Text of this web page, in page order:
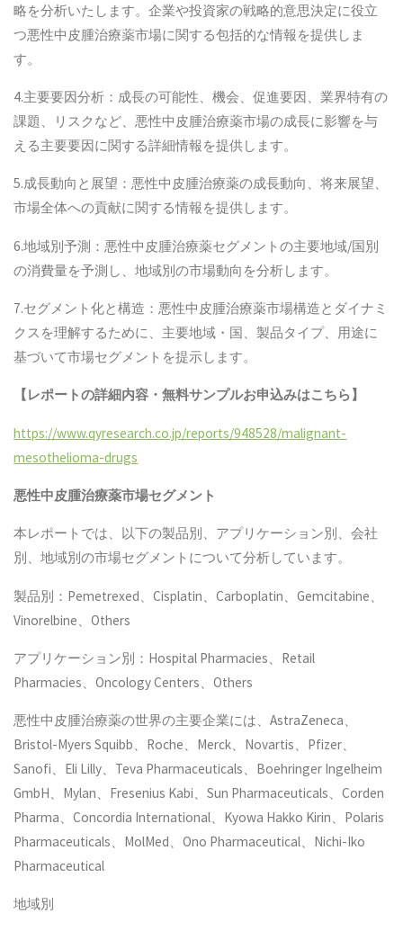
略を分析いたします。企業や投資家の戦略的意思決定に役立
つ悪性中皮腫治療薬市場に関する包括的な情報を提供しま
す。
4.主要要因分析：成長の可能性、機会、促進要因、業界特有の
課題、リスクなど、悪性中皮腫治療薬市場の成長に影響を与
える主要要因に関する詳細情報を提供します。
5.成長動向と展望：悪性中皮腫治療薬の成長動向、将来展望、
市場全体への貢献に関する情報を提供します。
6.地域別予測：悪性中皮腫治療薬セグメントの主要地域/国別
の消費量を予測し、地域別の市場動向を分析します。
7.セグメント化と構造：悪性中皮腫治療薬市場構造とダイナミ
クスを理解するために、主要地域・国、製品タイプ、用途に
基づいて市場セグメントを提示します。
【レポートの詳細内容・無料サンプルお申込みはこちら】
https://www.qyresearch.co.jp/reports/948528/malignant-
mesothelioma-drugs
悪性中皮腫治療薬市場セグメント
本レポートでは、以下の製品別、アプリケーション別、会社
別、地域別の市場セグメントについて分析しています。
製品別：Pemetrexed、Cisplatin、Carboplatin、Gemcitabine、
Vinorelbine、Others
アプリケーション別：Hospital Pharmacies、Retail
Pharmacies、Oncology Centers、Others
悪性中皮腫治療薬の世界の主要企業には、AstraZeneca、
Bristol-Myers Squibb、Roche、Merck、Novartis、Pfizer、
Sanofi、Eli Lilly、Teva Pharmaceuticals、Boehringer Ingelheim
GmbH、Mylan、Fresenius Kabi、Sun Pharmaceuticals、Corden
Pharma、Concordia International、Kyowa Hakko Kirin、Polaris
Pharmaceuticals、MolMed、Ono Pharmaceutical、Nichi-Iko
Pharmaceutical
地域別